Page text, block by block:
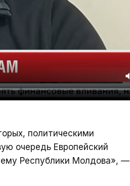
политическими
очередь Европейский
Республики Молдова», —